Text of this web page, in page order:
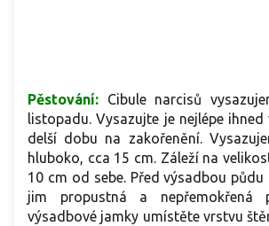
Pěstování:
Cibule narcisů
listopadu. Vysazujte je nejlépe
delší dobu na zakořenění.
hluboko, cca 15 cm. Záleží na
10 cm od sebe. Před výsadbou
jim propustná a nepřemokřená
výsadbové jamky umístěte vrstvu